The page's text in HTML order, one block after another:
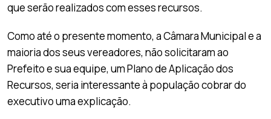
que serão realizados com esses recursos.
Como até o presente momento, a Câmara Municipal e a
maioria dos seus vereadores, não solicitaram ao
Prefeito e sua equipe, um Plano de Aplicação dos
Recursos, seria interessante à população cobrar do
executivo uma explicação.